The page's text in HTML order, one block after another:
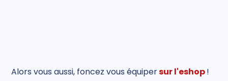
Alors vous aussi, foncez vous équipersur l'eshop!